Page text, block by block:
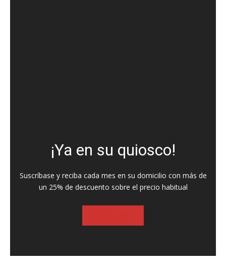
¡Ya en su quiosco!
Suscríbase y reciba cada mes en su domicilio con más de
un 25% de descuento sobre el precio habitual